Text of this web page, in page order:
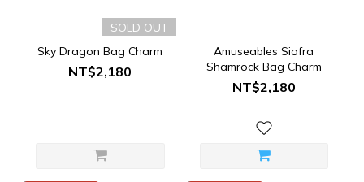
SOLD OUT
Sky Dragon Bag Charm
NT$2,180
Amuseables Siofra
Shamrock Bag Charm
NT$2,180